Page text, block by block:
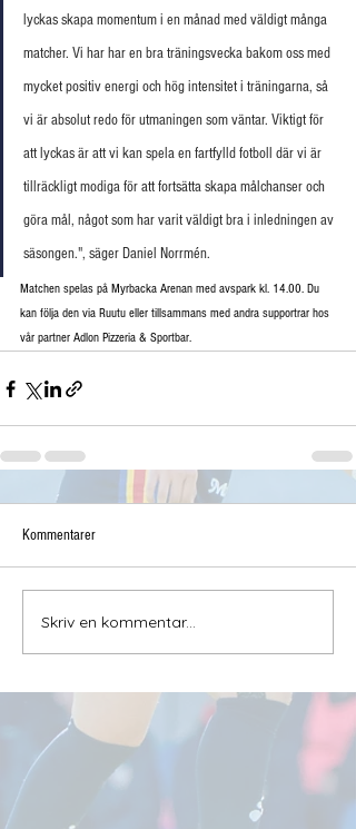
lyckas skapa momentum i en månad med väldigt många
matcher. Vi har har en bra träningsvecka bakom oss med
mycket positiv energi och hög intensitet i träningarna, så
vi är absolut redo för utmaningen som väntar. Viktigt för
att lyckas är att vi kan spela en fartfylld fotboll där vi är
tillräckligt modiga för att fortsätta skapa målchanser och
göra mål, något som har varit väldigt bra i inledningen av
säsongen.", säger Daniel Norrmén.
Matchen spelas på Myrbacka Arenan med avspark kl. 14.00. Du
kan följa den via Ruutu eller tillsammans med andra supportrar hos
vår partner Adlon Pizzeria & Sportbar.
Kommentarer
Skriv en kommentar...